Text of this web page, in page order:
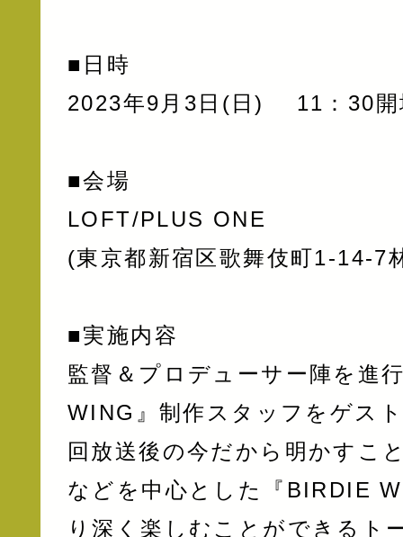
■日時
2023年9月3日(日) 11：30開
■会場
LOFT/PLUS ONE
(東京都新宿区歌舞伎町1-14-7
■実施内容
監督＆プロデューサー陣を進
WING』制作スタッフをゲス
回放送後の今だから明かすこ
などを中心とした『BIRDIE
り深く楽しむことができるト